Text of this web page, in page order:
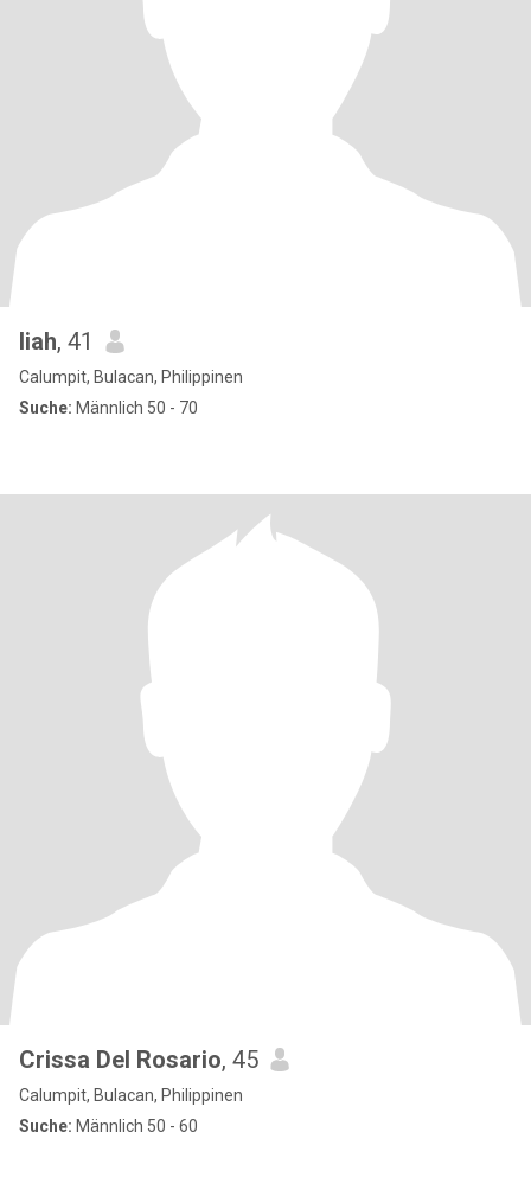
liah, 41
Calumpit, Bulacan, Philippinen
Suche: Männlich 50 - 70
Crissa Del Rosario, 45
Calumpit, Bulacan, Philippinen
Suche: Männlich 50 - 60